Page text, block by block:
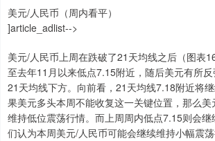
美元/人民币（周内看平）
]article_adlist-->
美元/人民币上周在跌破了21天均线之后（图表
至去年11月以来低点7.15附近，随后美元有所
21天均线下方。向前看，21天均线7.18附近将
果美元多头本周不能收复这一关键位置，那么
维持低位震荡行情。而上周周内低点7.15则会
们认为本周美元/人民币可能会继续维持小幅震荡